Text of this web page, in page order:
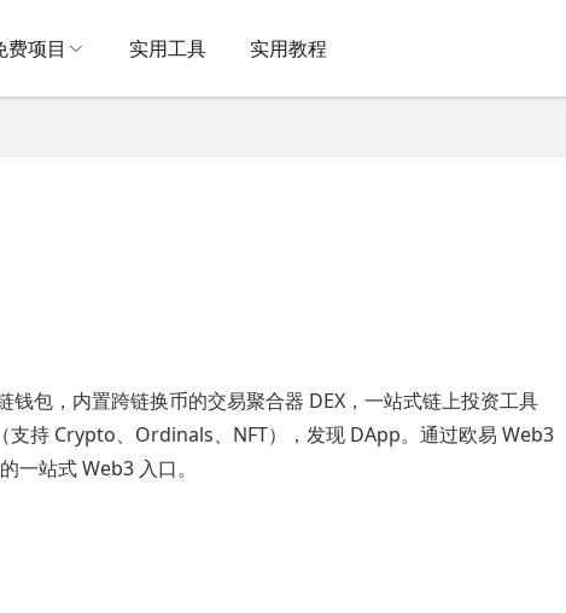
费项目 实用工具 实用教程
包，内置跨链换币的交易聚合器 DEX，一站式链上投资工具
支持 Crypto、Ordinals、NFT），发现 DApp。通过欧易 Web3
一站式 Web3 入口。